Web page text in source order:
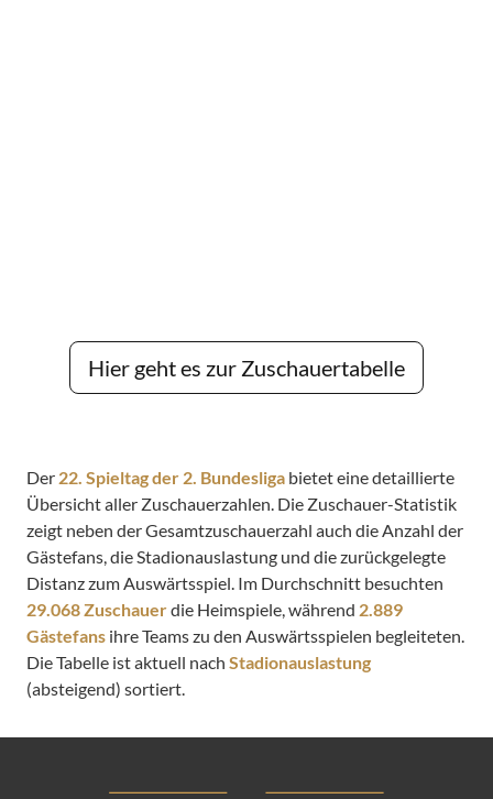
Hier geht es zur Zuschauertabelle
Der 22. Spieltag der 2. Bundesliga bietet eine detaillierte
Übersicht aller Zuschauerzahlen. Die Zuschauer-Statistik
zeigt neben der Gesamtzuschauerzahl auch die Anzahl der
Gästefans, die Stadionauslastung und die zurückgelegte
Distanz zum Auswärtsspiel. Im Durchschnitt besuchten
29.068 Zuschauerdie Heimspiele, während 2.889
Gästefans ihre Teams zu den Auswärtsspielen begleiteten.
Die Tabelle ist aktuell nach Stadionauslastung
(absteigend) sortiert.